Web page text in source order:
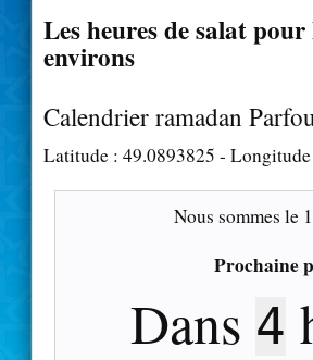
Les heures de salat
environs
Calendrier ramadan
Latitude : 49.0893825 -
Nous sommes le
Prochaine
Dans 4